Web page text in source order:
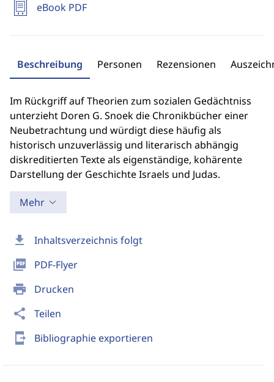
download Inhaltsverzeichnis folgt
picture_as_pdf PDF-Flyer
print Drucken
share Teilen
send_to_mobile Bibliographie exportieren
eBook PDF
Beschreibung Personen Rezensionen
Im Rückgriff auf Theorien zum sozialen Gedächtniss
unterzieht Doren G. Snoek die Chronikbücher einer
Neubetrachtung und würdigt diese häufig als
historisch unzuverlässig und literarisch abhängig
diskreditierten Texte als eigenständige, kohärente
Darstellung der Geschichte Israels und Judas.
Mehr